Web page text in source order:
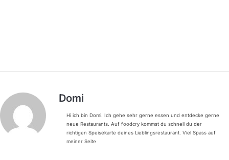
Domi
Hi ich bin Domi. Ich gehe sehr gerne essen und entdecke gerne
neue Restaurants. Auf foodcry kommst du schnell du der
richtigen Speisekarte deines Lieblingsrestaurant. Viel Spass auf
meiner Seite